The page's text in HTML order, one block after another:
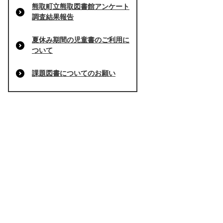
熊取町立熊取図書館アンケート
調査結果報告
夏休み期間の児童書のご利用に
ついて
課題図書についてのお願い